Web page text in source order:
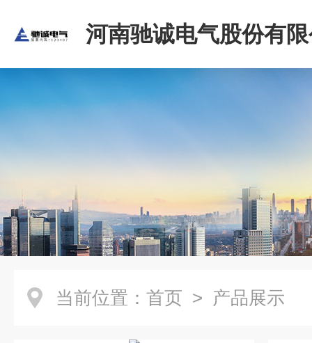
河南驰诚电气股份有
当前位置： 首页 > 产品展示